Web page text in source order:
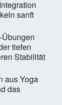
sanft
tiefen
Stabilität
aus Yoga
das